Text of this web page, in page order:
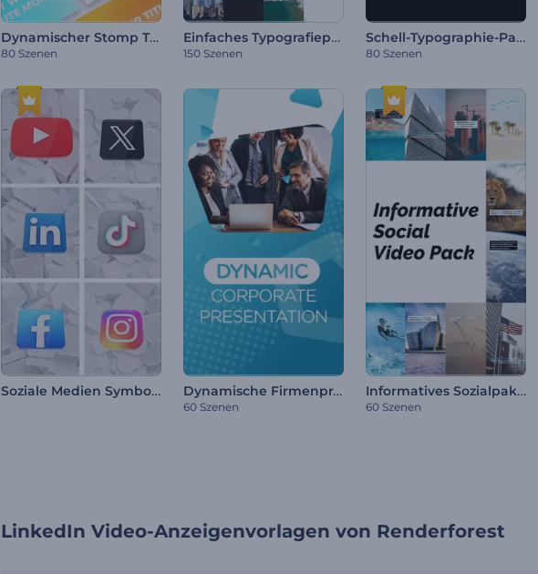
Dynamischer Stomp Titelpaket
80 Szenen
Einfaches Typografiepaket
150 Szenen
Schell-Typographie-Paket
80 Szenen
Soziale Medien Symbole-Intro Dynamische Firmenpräsentation
60 Szenen
Informatives Sozialpaket
60 Szenen
LinkedIn Video-Anzeigenvorlagen von Renderforest